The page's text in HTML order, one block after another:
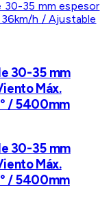
30-35 mm
Máx.
/ 5400mm
30-35 mm
Máx.
/ 5400mm